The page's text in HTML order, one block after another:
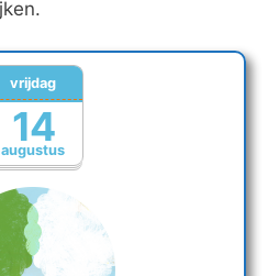
augustus
vrijdag
14